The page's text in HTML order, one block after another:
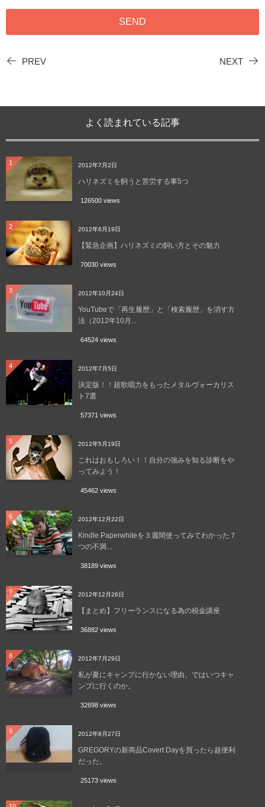
PREV NEXT
よく読まれている記事
1 2012年7月2日
ハリネズミを飼うと苦労する事5つ
126500 views
2 2012年6月19日
【緊急企画】ハリネズミの飼い方とその魅力
70030 views
3 2012年10月24日
YouTubeで「再生履歴」と「検索履歴」を消す方
法（2012年10月...
64524 views
4 2012年7月5日
決定版！！超歌唱力をもったメタルヴォーカリス
ト7選
57371 views
5 2012年5月19日
これはおもしろい！！自分の強みを知る診断をや
ってみよう！
45462 views
6 2012年12月22日
Kindle Paperwhiteを３週間使ってみてわかった７
つの不満...
38189 views
7 2012年12月26日
【まとめ】フリーランスになる為の税金講座
36882 views
8 2012年7月29日
私が夏にキャンプに行かない理由。ではいつキャ
ンプに行くのか。
32698 views
9 2012年8月27日
GREGORYの新商品Covert Dayを買ったら超便利
だった。
25173 views